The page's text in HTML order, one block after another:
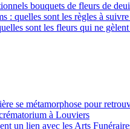
bouquets de fleurs de
: quelles sont les règles à
sont les fleurs qui ne gèlent
se métamorphose pour
à Louviers
un lien avec les Arts